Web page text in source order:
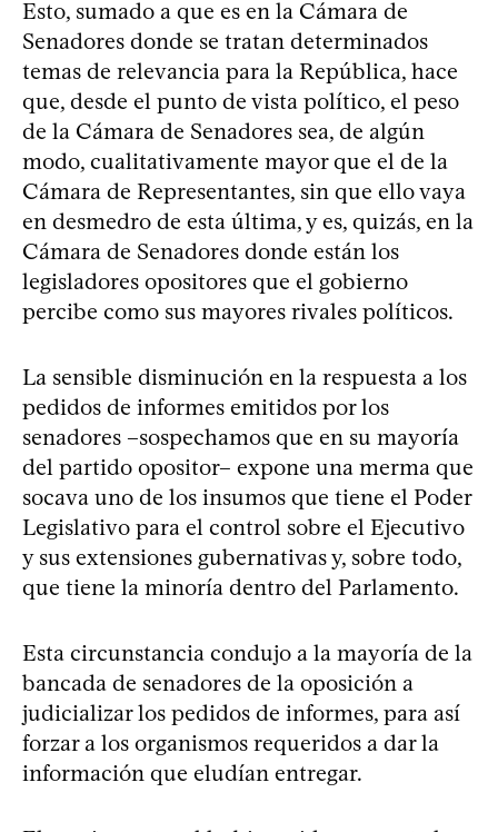
Esto, sumado a que es en la Cámara de
Senadores donde se tratan determinados
temas de relevancia para la República, hace
que, desde el punto de vista político, el peso
de la Cámara de Senadores sea, de algún
modo, cualitativamente mayor que el de la
Cámara de Representantes, sin que ello vaya
en desmedro de esta última, y es, quizás, en la
Cámara de Senadores donde están los
legisladores opositores que el gobierno
percibe como sus mayores rivales políticos.
La sensible disminución en la respuesta a los
pedidos de informes emitidos por los
senadores –sospechamos que en su mayoría
del partido opositor– expone una merma que
socava uno de los insumos que tiene el Poder
Legislativo para el control sobre el Ejecutivo
y sus extensiones gubernativas y, sobre todo,
que tiene la minoría dentro del Parlamento.
Esta circunstancia condujo a la mayoría de la
bancada de senadores de la oposición a
judicializar los pedidos de informes, para así
forzar a los organismos requeridos a dar la
información que eludían entregar.